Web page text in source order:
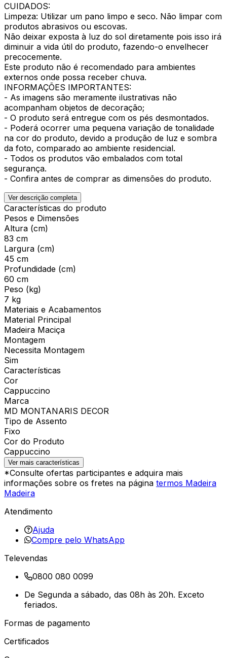
CUIDADOS:
Limpeza: Utilizar um pano limpo e seco. Não limpar com
produtos abrasivos ou escovas.
Não deixar exposta à luz do sol diretamente pois isso irá
diminuir a vida útil do produto, fazendo-o envelhecer
precocemente.
Este produto não é recomendado para ambientes
externos onde possa receber chuva.
INFORMAÇÕES IMPORTANTES:
- As imagens são meramente ilustrativas não
acompanham objetos de decoração;
- O produto será entregue com os pés desmontados.
- Poderá ocorrer uma pequena variação de tonalidade
na cor do produto, devido a produção de luz e sombra
da foto, comparado ao ambiente residencial.
- Todos os produtos vão embalados com total
segurança.
- Confira antes de comprar as dimensões do produto.
Ver descrição completa
Características do produto
Pesos e Dimensões
Altura (cm)
83 cm
Largura (cm)
45 cm
Profundidade (cm)
60 cm
Peso (kg)
7 kg
Materiais e Acabamentos
Material Principal
Madeira Maciça
Montagem
Necessita Montagem
Sim
Características
Cor
Cappuccino
Marca
MD MONTANARIS DECOR
Tipo de Assento
Fixo
Cor do Produto
Cappuccino
Ver mais características
*Consulte ofertas participantes e adquira mais
informações sobre os fretes na página termos Madeira
Madeira
Atendimento
Ajuda
Compre pelo WhatsApp
Televendas
0800 080 0099
De Segunda a sábado, das 08h às 20h. Exceto
feriados.
Formas de pagamento
Certificados